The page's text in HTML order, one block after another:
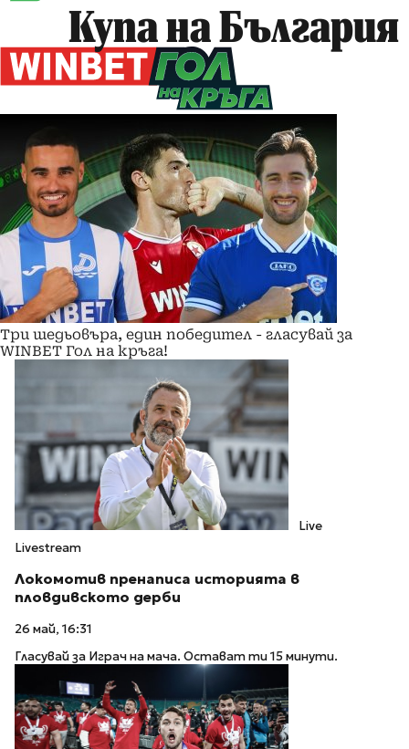
Купа на България
Три шедьовъра, един победител - гласувай за
WINBET Гол на кръга!
Live
Livestream
Локомотив пренаписа историята в
пловдивското дерби
26 май, 16:31
Гласувай за Играч на мача. Остават ти 15 минути.